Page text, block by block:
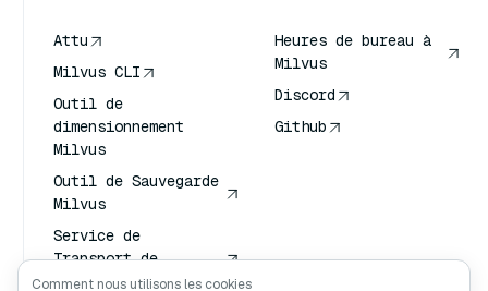
Attu
Milvus CLI
Outil de
dimensionnement
Milvus
Outil de Sauvegarde
Milvus
Service de
Transport de
Vecteurs (VTS)
Heures de bureau à
Milvus
Discord
Github
Comment nous utilisons les cookies